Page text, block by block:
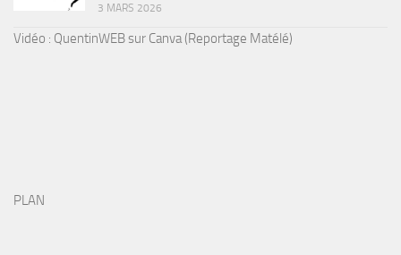
3 MARS 2026
Vidéo : QuentinWEB sur Canva (Reportage Matélé)
PLAN